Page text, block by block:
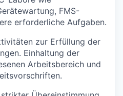
FMS-
erforderliche Aufgaben.
zur Erfüllung der
Einhaltung der
Arbeitsbereich und